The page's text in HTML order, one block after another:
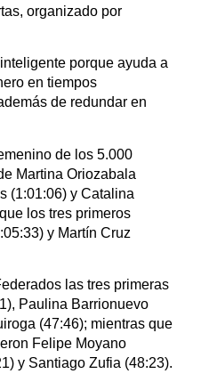
organizado por
porque ayuda a
en tiempos
de redundar en
de los 5.000
Martina Oriozabala
(1:01:06) y Catalina
los tres primeros
y Martín Cruz
las tres primeras
Paulina Barrionuevo
(47:46); mientras que
Felipe Moyano
y Santiago Zufia (48:23).